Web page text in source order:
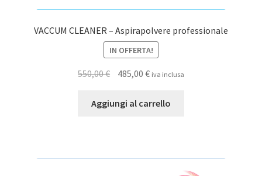
VACCUM CLEANER – Aspirapolvere professionale
IN OFFERTA!
550,00€
originale
485,00 €Il
attuale
iva inclusa
Aggiungi al carrello